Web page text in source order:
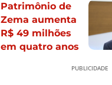
Patrimônio de
Zema aumenta
R$ 49 milhões
em quatro anos
PUBLICIDADE